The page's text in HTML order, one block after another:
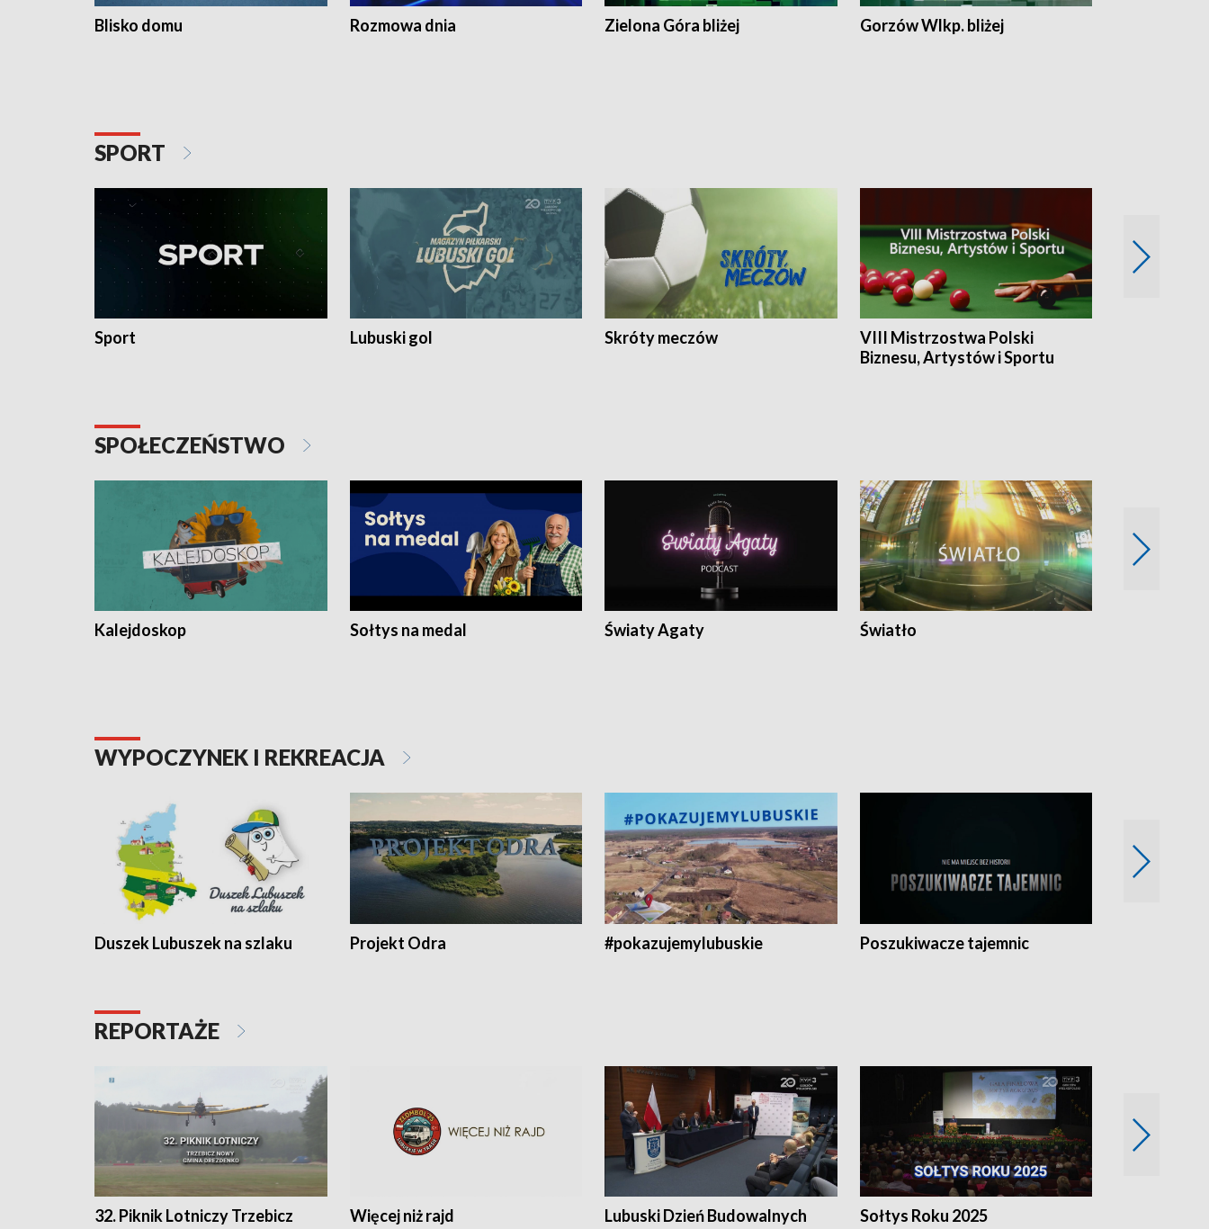
Blisko domu Rozmowa dnia Zielona Góra bliżej Gorzów Wlkp. bliżej
SPORT
Sport Lubuski gol Skróty meczów
VIII Mistrzostwa Polski
Biznesu, Artystów i Sportu
SPOŁECZEŃSTWO
Kalejdoskop Sołtys na medal Światy Agaty Światło
WYPOCZYNEK I REKREACJA
Duszek Lubuszek na szlaku Projekt Odra #pokazujemylubuskie Poszukiwacze tajemnic
REPORTAŻE
32. Piknik Lotniczy Trzebicz
Więcej niż rajd Lubuski Dzień Budowalnych Sołtys Roku 2025